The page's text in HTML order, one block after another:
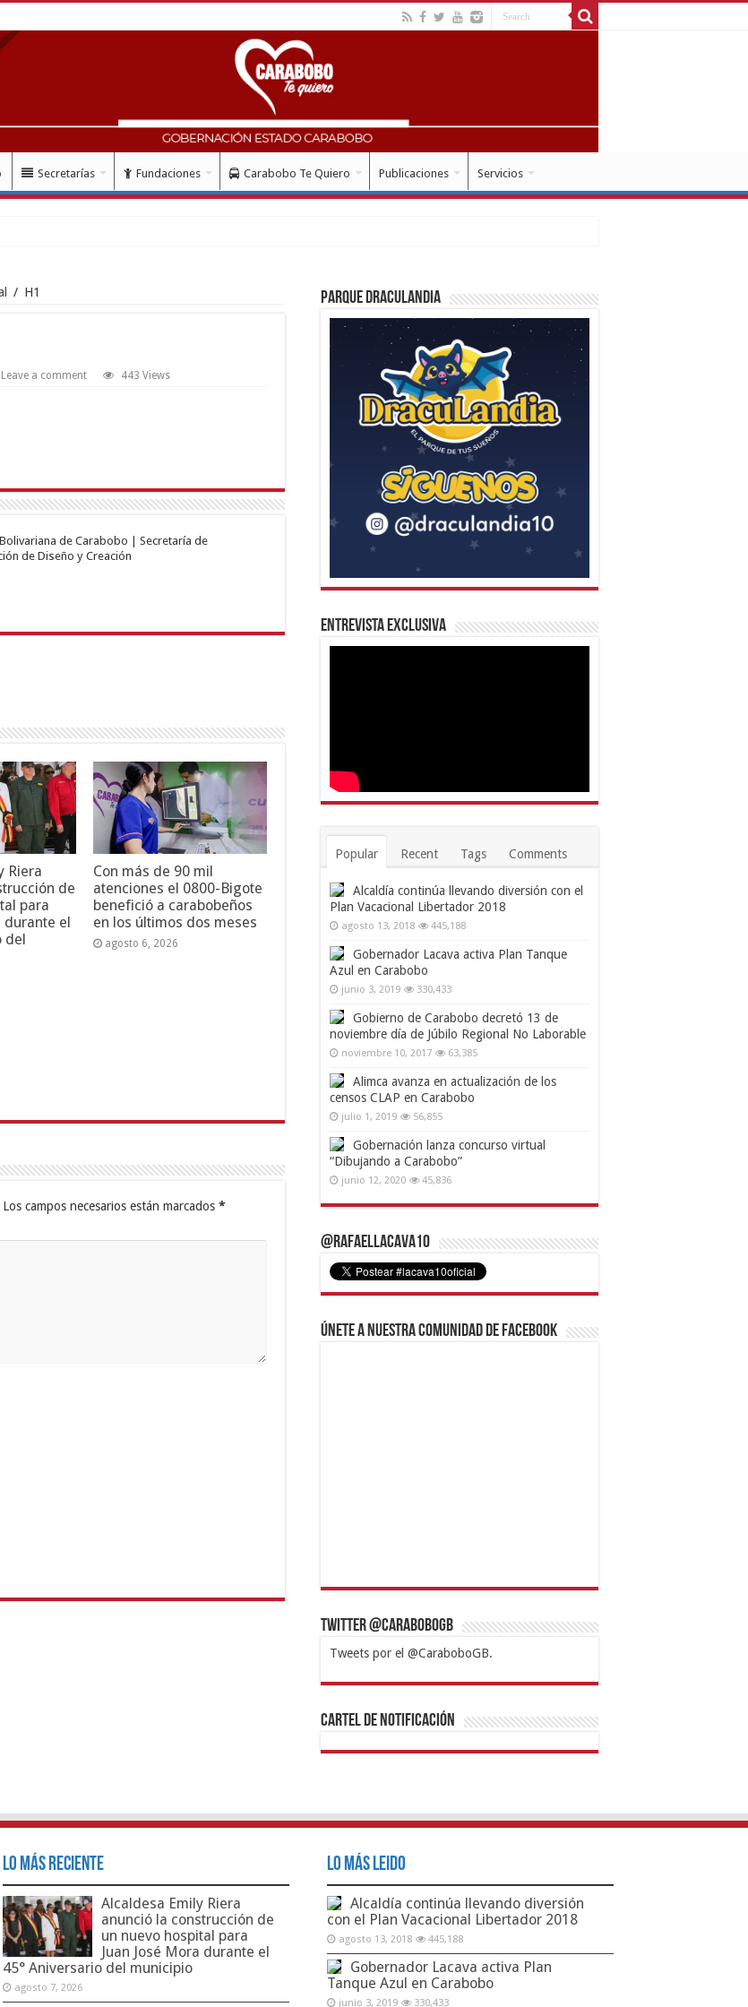
Secretarías Fundaciones Carabobo Te Quiero Publicaciones Servicios
gratuita de mar
/ H1
Leave a comment 443 Views
de Carabobo | Secretaría de
de Diseño y Creación
Riera
de
para
durante el
del
Con más de 90 mil
atenciones el 0800-Bigote
benefició a carabobeños
en los últimos dos meses
agosto 6, 2026
Los campos necesarios están marcados *
Parque Draculandia
Entrevista Exclusiva
Popular Recent Tags Comments
Alcaldía continúa llevando diversión con el
Plan Vacacional Libertador 2018
agosto 13, 2018 445,188
Gobernador Lacava activa Plan Tanque
Azul en Carabobo
junio 3, 2019 330,433
Gobierno de Carabobo decretó 13 de
noviembre día de Júbilo Regional No Laborable
noviembre 10, 2017 63,385
Alimca avanza en actualización de los
censos CLAP en Carabobo
julio 1, 2019 56,855
Gobernación lanza concurso virtual
“Dibujando a Carabobo”
junio 12, 2020 45,836
@RafaelLacava10
Únete a nuestra comunidad de Facebook
Twitter @CaraboboGB
Tweets por el @CaraboboGB.
1xbetBetturkeyBetistKralbetSupertotobetTipobet
https://mvbcasino.com/
Cartel de Notificación
Lo Más Reciente
Alcaldesa Emily Riera
anunció la construcción de
un nuevo hospital para
Juan José Mora durante el
45° Aniversario del municipio
agosto 7, 2026
Lo Más Leido
Alcaldía continúa llevando diversión
con el Plan Vacacional Libertador 2018
agosto 13, 2018 445,188
Gobernador Lacava activa Plan
Tanque Azul en Carabobo
junio 3, 2019 330,433